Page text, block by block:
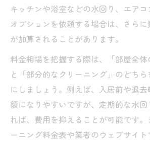
キッチンや浴室などの水回り、エア
オプションを依頼する場合は、さら
が加算されることがあります。
料金相場を把握する際は、「部屋全体
と「部分的なクリーニング」のどち
にしましょう。例えば、入居前や退
額になりやすいですが、定期的な水
れば、費用を抑えることが可能です。
ーニング料金表や業者のウェブサイ